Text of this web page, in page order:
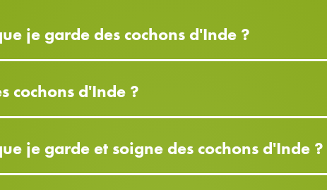
je garde des cochons d'Inde ?
cochons d'Inde ?
je garde et soigne des cochons d'Inde ?